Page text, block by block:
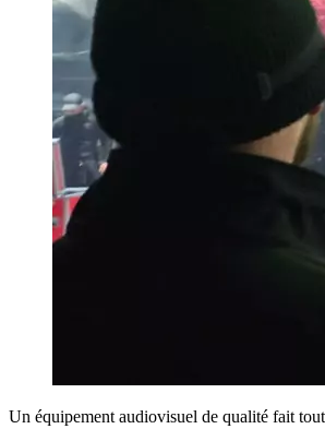
Un équipement audiovisuel de qualité fait